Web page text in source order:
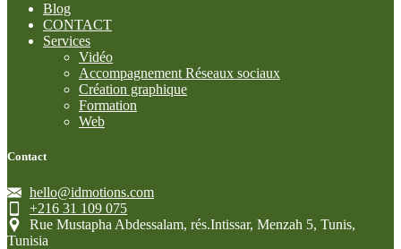
Blog
CONTACT
Services
Vidéo
Accompagnement Réseaux sociaux
Création graphique
Formation
Web
Contact
hello@idmotions.com
+216 31 109 075
Rue Mustapha Abdessalam, rés.Intissar, Menzah 5, Tunis,
Tunisia